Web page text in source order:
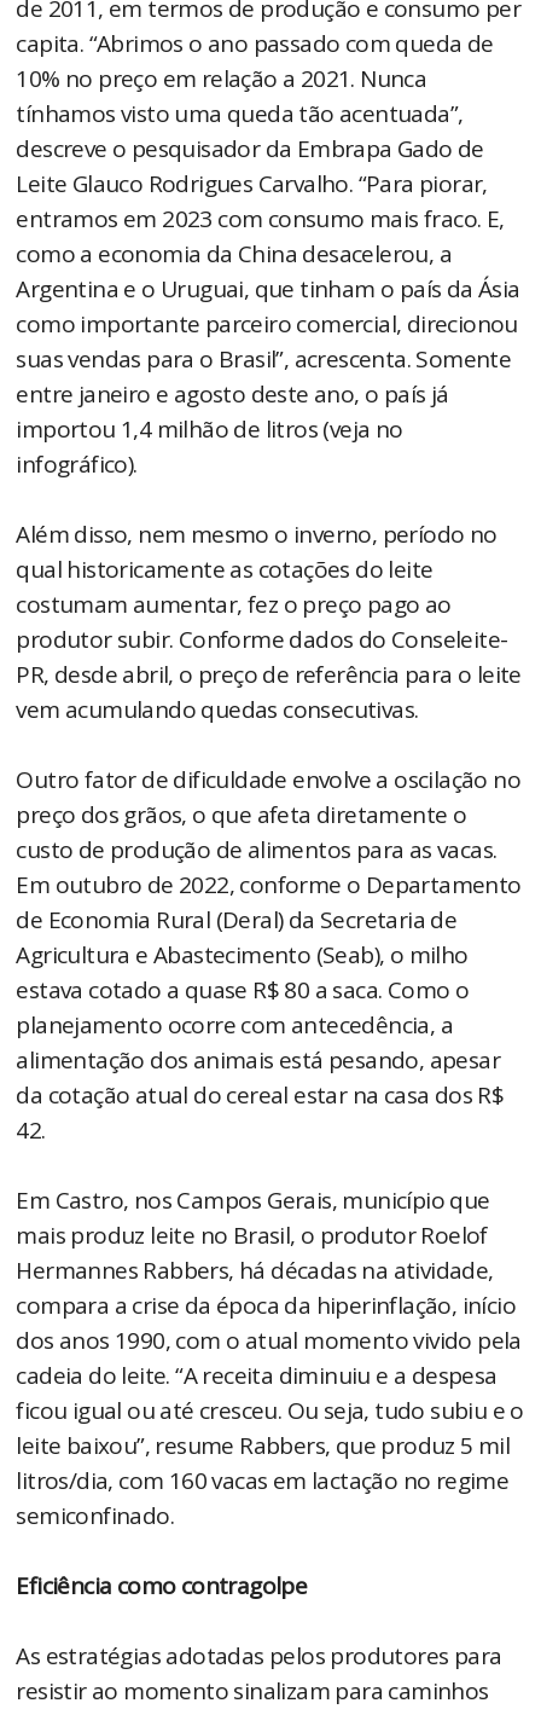
de 2011, em termos de produção e consumo per
capita. “Abrimos o ano passado com queda de
10% no preço em relação a 2021. Nunca
tínhamos visto uma queda tão acentuada”,
descreve o pesquisador da Embrapa Gado de
Leite Glauco Rodrigues Carvalho. “Para piorar,
entramos em 2023 com consumo mais fraco. E,
como a economia da China desacelerou, a
Argentina e o Uruguai, que tinham o país da Ásia
como importante parceiro comercial, direcionou
suas vendas para o Brasil”, acrescenta. Somente
entre janeiro e agosto deste ano, o país já
importou 1,4 milhão de litros (veja no
infográfico).
Além disso, nem mesmo o inverno, período no
qual historicamente as cotações do leite
costumam aumentar, fez o preço pago ao
produtor subir. Conforme dados do Conseleite-
PR, desde abril, o preço de referência para o leite
vem acumulando quedas consecutivas.
Outro fator de dificuldade envolve a oscilação no
preço dos grãos, o que afeta diretamente o
custo de produção de alimentos para as vacas.
Em outubro de 2022, conforme o Departamento
de Economia Rural (Deral) da Secretaria de
Agricultura e Abastecimento (Seab), o milho
estava cotado a quase R$ 80 a saca. Como o
planejamento ocorre com antecedência, a
alimentação dos animais está pesando, apesar
da cotação atual do cereal estar na casa dos R$
42.
Em Castro, nos Campos Gerais, município que
mais produz leite no Brasil, o produtor Roelof
Hermannes Rabbers, há décadas na atividade,
compara a crise da época da hiperinflação, início
dos anos 1990, com o atual momento vivido pela
cadeia do leite. “A receita diminuiu e a despesa
ficou igual ou até cresceu. Ou seja, tudo subiu e o
leite baixou”, resume Rabbers, que produz 5 mil
litros/dia, com 160 vacas em lactação no regime
semiconfinado.
Eficiência como contragolpe
As estratégias adotadas pelos produtores para
resistir ao momento sinalizam para caminhos